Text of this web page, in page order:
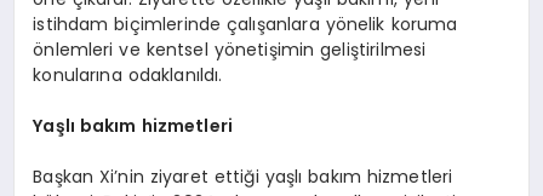
istihdam biçimlerinde çalışanlara yönelik koruma
önlemleri ve kentsel yönetişimin geliştirilmesi
konularına odaklanıldı.
Yaşlı bakım hizmetleri
Başkan Xi’nin ziyaret ettiği yaşlı bakım hizmetleri